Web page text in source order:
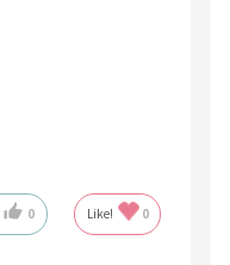
0 Like! 0